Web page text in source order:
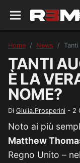
Home News Tanti
TANTI
È LA
NOME?
Di Giulia.Prosperini - 2
Noto ai più
Matthew
Regno Unito –